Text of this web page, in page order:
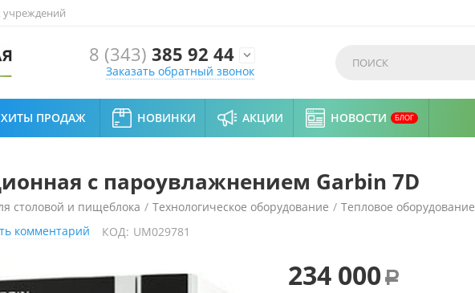
учреждений
8 (343) 385 92 44 
Заказать обратный звонок
ХИТЫ ПРОДАЖ НОВИНКИ АКЦИИ НОВОСТИ БЛОГ
с пароувлажнением Garbin 7D
столовой и пищеблока / Технологическое оборудование / Тепловое оборудование
Garbin 7D
комментарий КОД: UM029781
234 000 Р